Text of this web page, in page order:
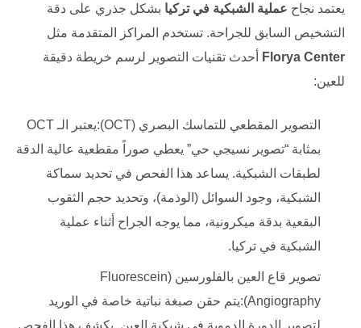
يعتمد نجاح عملية الشبكية في تركيا بشكل جذري على دقة
التشخيص السابق للجراحة. تستخدم المراكز المتقدمة مثل
Florya Center
أحدث تقنيات التصوير لرسم خريطة دقيقة
للعين:
التصوير المقطعي للتماسك البصري (OCT):يعتبر الـ OCT
بمثابة “تصوير نسيجي حي” يعطي صوراً مقطعية عالية الدقة
لطبقات الشبكية. يساعد هذا الفحص في تحديد سماكة
الشبكية، وجود السوائل (الوذمة)، وتحديد حجم الثقوب
البقعية بدقة ميكرونية، مما يوجه الجراح أثناء عملية
الشبكية في تركيا.
تصوير قاع العين بالفلورسين (Fluorescein
Angiography):يتم حقن صبغة نباتية خاصة في الوريد
لتصوير الدورة الدموية في شبكية العين. يكشف هذا الفحص